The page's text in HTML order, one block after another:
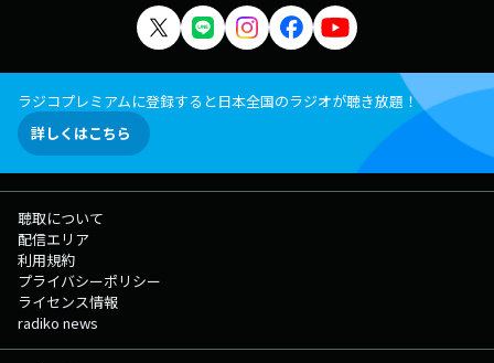
ラジコプレミアムに登録すると日本全国のラジオが聴き放題！
詳しくはこちら
聴取について
配信エリア
利用規約
プライバシーポリシー
ライセンス情報
radiko news